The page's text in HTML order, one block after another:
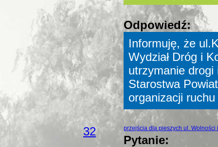
Odpowiedź:
Informuję, że
Wydział Dróg i
utrzymanie
Starostwa
organizacji
32 przejścia dla pieszych ul. Wolności
Pytanie: